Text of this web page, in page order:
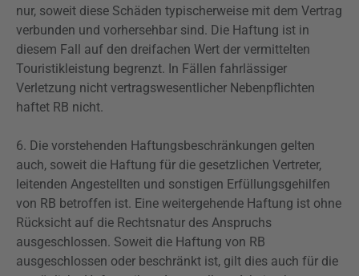
nur, soweit diese Schäden typischerweise mit dem Vertrag
verbunden und vorhersehbar sind. Die Haftung ist in
diesem Fall auf den dreifachen Wert der vermittelten
Touristikleistung begrenzt. In Fällen fahrlässiger
Verletzung nicht vertragswesentlicher Nebenpflichten
haftet RB nicht.
6. Die vorstehenden Haftungsbeschränkungen gelten
auch, soweit die Haftung für die gesetzlichen Vertreter,
leitenden Angestellten und sonstigen Erfüllungsgehilfen
von RB betroffen ist. Eine weitergehende Haftung ist ohne
Rücksicht auf die Rechtsnatur des Anspruchs
ausgeschlossen. Soweit die Haftung von RB
ausgeschlossen oder beschränkt ist, gilt dies auch für die